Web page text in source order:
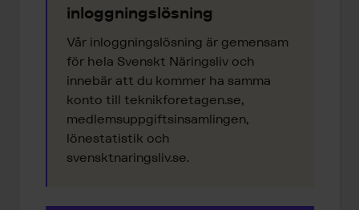
inloggningslösning
Vår inloggningslösning är gemensam
för hela Svenskt Näringsliv och
innebär att du kommer ha samma
konto till teknikforetagen.se,
medlemsuppgiftsinsamlingen,
lönestatistik och
svensktnaringsliv.se.